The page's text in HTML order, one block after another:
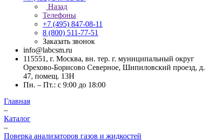
Назад
Телефоны
+7 (495) 847-08-11
8 (800) 511-77-51
Заказать звонок
info@labcsm.ru
115551, г. Москва, вн. тер. г. муниципальный округ
Орехово-Борисово Северное, Шипиловский проезд, д.
47, помещ. 13Н
Пн. – Пт.: с 9:00 до 18:00
Главная
–
Каталог
–
Поверка анализаторов газов и жидкостей